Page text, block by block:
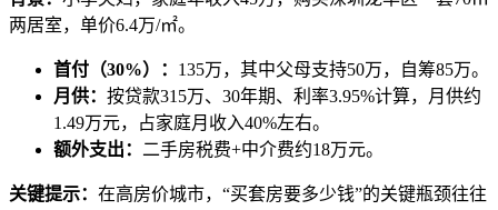
两居室，单价6.4万/㎡。
首付（30%）： 135万，其中父母支持50万，自筹85万。
月供： 按贷款315万、30年期、利率3.95%计算，月供约
1.49万元，占家庭月收入40%左右。
额外支出： 二手房税费+中介费约18万元。
关键提示： 在高房价城市，“买套房要多少钱”的关键瓶颈往往